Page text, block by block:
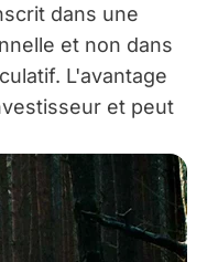
dans une
et non dans
L'avantage
et peut